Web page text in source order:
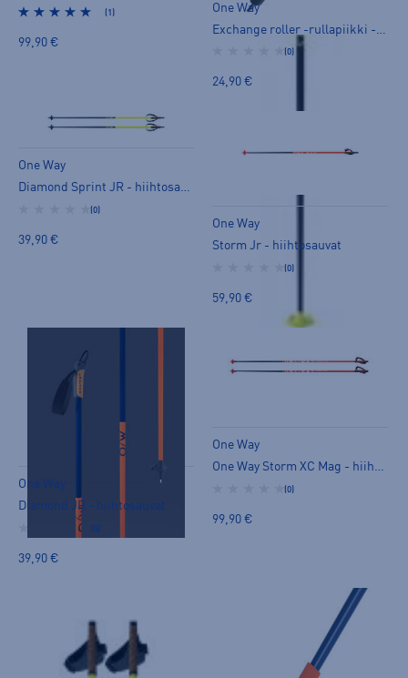
(1)
99,90 €
One Way
(0)
24,90 €
One Way
Diamond Sprint JR - hiihtosauvat
(0)
39,90 €
One Way
Storm Jr - hiihtosauvat
(0)
59,90 €
One Way
Diamond JR - hiihtosauvat
(0)
39,90 €
One Way
One Way Storm XC Mag - hiihtosauvat
(0)
99,90 €